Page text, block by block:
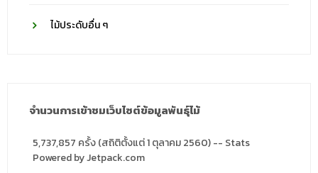
ไม้ประดับอื่น ๆ
จำนวนการเข้าชมเว็บไซต์ข้อมูลพันธุ์ไม้
5,737,857 ครั้ง (สถิติตั้งแต่ 1 ตุลาคม 2560) -- Stats
Powered by Jetpack.com